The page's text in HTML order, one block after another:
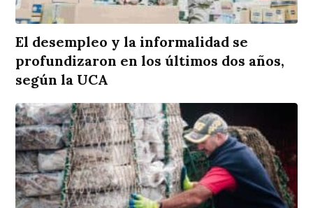
El desempleo y la informalidad se
profundizaron en los últimos dos años,
según la UCA